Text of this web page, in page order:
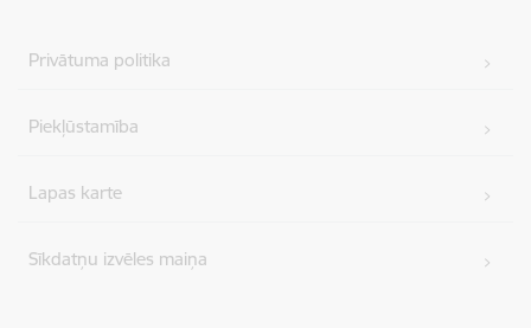
Privātuma politika
Piekļūstamība
Lapas karte
Sīkdatņu izvēles maiņa